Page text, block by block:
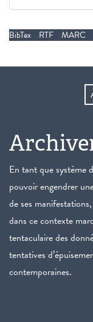
BibTex RTF MARC
En tant que système
pouvoir engendrer
de ses
dans ce contexte
tentaculaire des
tentatives
contemporaines.